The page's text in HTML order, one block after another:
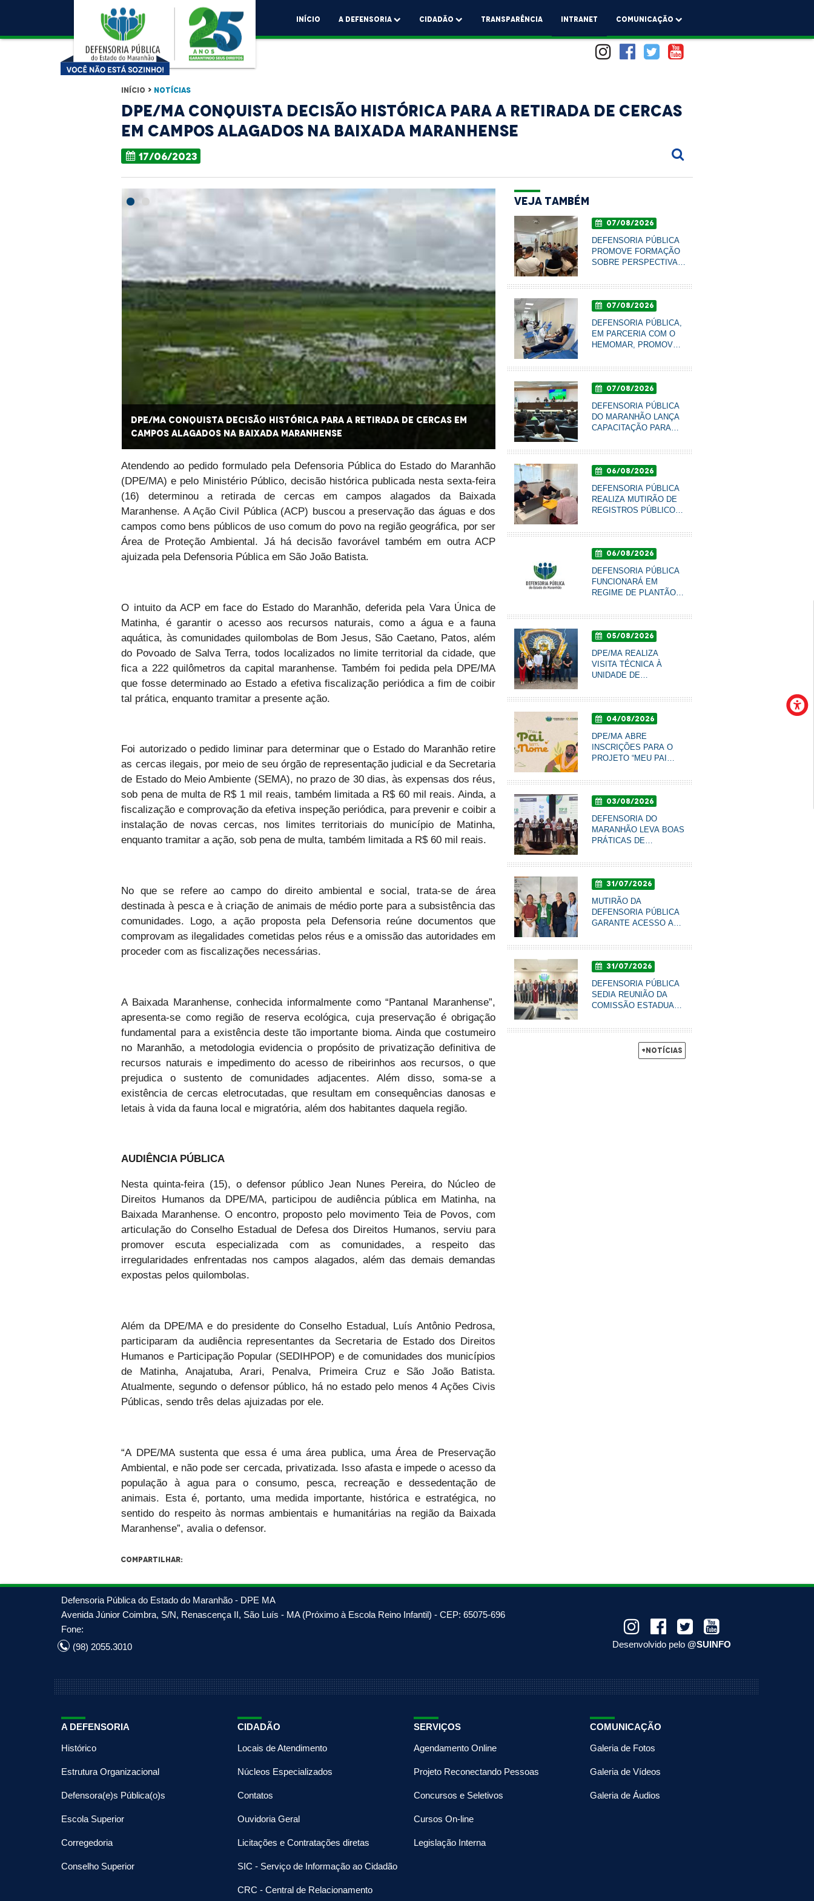
Início A Defensoria Cidadão Transparência Intranet comunicação
Início > Notícias
DPE/MA conquista decisão histórica para a retirada de cercas
em campos alagados na Baixada Maranhense
17/06/2023
DPE/MA conquista decisão histórica para a retirada de cercas em
campos alagados na Baixada Maranhense
DPE/MA conquista decisão histórica para a retirada de
campos alagados na Baixada Maranhense
Atendendo ao pedido formulado pela Defensoria Pública do Estado do Maranhão
(DPE/MA) e pelo Ministério Público, decisão histórica publicada nesta sexta-feira
(16) determinou a retirada de cercas em campos alagados da Baixada
Maranhense. A Ação Civil Pública (ACP) buscou a preservação das águas e dos
campos como bens públicos de uso comum do povo na região geográfica, por ser
Área de Proteção Ambiental. Já há decisão favorável também em outra ACP
ajuizada pela Defensoria Pública em São João Batista.
O intuito da ACP em face do Estado do Maranhão, deferida pela Vara Única de
Matinha, é garantir o acesso aos recursos naturais, como a água e a fauna
aquática, às comunidades quilombolas de Bom Jesus, São Caetano, Patos, além
do Povoado de Salva Terra, todos localizados no limite territorial da cidade, que
fica a 222 quilômetros da capital maranhense. Também foi pedida pela DPE/MA
que fosse determinado ao Estado a efetiva fiscalização periódica a fim de coibir
tal prática, enquanto tramitar a presente ação.
Foi autorizado o pedido liminar para determinar que o Estado do Maranhão retire
as cercas ilegais, por meio de seu órgão de representação judicial e da Secretaria
de Estado do Meio Ambiente (SEMA), no prazo de 30 dias, às expensas dos réus,
sob pena de multa de R$ 1 mil reais, também limitada a R$ 60 mil reais. Ainda, a
fiscalização e comprovação da efetiva inspeção periódica, para prevenir e coibir a
instalação de novas cercas, nos limites territoriais do município de Matinha,
enquanto tramitar a ação, sob pena de multa, também limitada a R$ 60 mil reais.
No que se refere ao campo do direito ambiental e social, trata-se de área
destinada à pesca e à criação de animais de médio porte para a subsistência das
comunidades. Logo, a ação proposta pela Defensoria reúne documentos que
comprovam as ilegalidades cometidas pelos réus e a omissão das autoridades em
proceder com as fiscalizações necessárias.
A Baixada Maranhense, conhecida informalmente como “Pantanal Maranhense”,
apresenta-se como região de reserva ecológica, cuja preservação é obrigação
fundamental para a existência deste tão importante bioma. Ainda que costumeiro
no Maranhão, a metodologia evidencia o propósito de privatização definitiva de
recursos naturais e impedimento do acesso de ribeirinhos aos recursos, o que
prejudica o sustento de comunidades adjacentes. Além disso, soma-se a
existência de cercas eletrocutadas, que resultam em consequências danosas e
letais à vida da fauna local e migratória, além dos habitantes daquela região.
AUDIÊNCIA PÚBLICA
Nesta quinta-feira (15), o defensor público Jean Nunes Pereira, do Núcleo de
Direitos Humanos da DPE/MA, participou de audiência pública em Matinha, na
Baixada Maranhense. O encontro, proposto pelo movimento Teia de Povos, com
articulação do Conselho Estadual de Defesa dos Direitos Humanos, serviu para
promover escuta especializada com as comunidades, a respeito das
irregularidades enfrentadas nos campos alagados, além das demais demandas
expostas pelos quilombolas.
Além da DPE/MA e do presidente do Conselho Estadual, Luís Antônio Pedrosa,
participaram da audiência representantes da Secretaria de Estado dos Direitos
Humanos e Participação Popular (SEDIHPOP) e de comunidades dos municípios
de Matinha, Anajatuba, Arari, Penalva, Primeira Cruz e São João Batista.
Atualmente, segundo o defensor público, há no estado pelo menos 4 Ações Civis
Públicas, sendo três delas ajuizadas por ele.
“A DPE/MA sustenta que essa é uma área publica, uma Área de Preservação
Ambiental, e não pode ser cercada, privatizada. Isso afasta e impede o acesso da
população à agua para o consumo, pesca, recreação e dessedentação de
animais. Esta é, portanto, uma medida importante, histórica e estratégica, no
sentido do respeito às normas ambientais e humanitárias na região da Baixada
Maranhense”, avalia o defensor.
Compartilhar:
Veja Também
07/08/2026
DEFENSORIA PÚBLICA
PROMOVE FORMAÇÃO
SOBRE PERSPECTIVA
QUALIFICAR
POPULAÇÃO EM
07/08/2026
DEFENSORIA PÚBLICA,
EM PARCERIA COM O
HEMOMAR, PROMOVE
DE SANGUE NESTA
07/08/2026
DEFENSORIA PÚBLICA
DO MARANHÃO LANÇA
CAPACITAÇÃO PARA
COMUNITÁRIOS
06/08/2026
DEFENSORIA PÚBLICA
REALIZA MUTIRÃO DE
REGISTROS PÚBLICOS
SÃO FRANCISCO DE
06/08/2026
DEFENSORIA PÚBLICA
FUNCIONARÁ EM
REGIME DE PLANTÃO
AGOSTO
05/08/2026
DPE/MA REALIZA
VISITA TÉCNICA À
UNIDADE DE
COROATÁ PARA
CONDIÇÕES DO
04/08/2026
DPE/MA ABRE
INSCRIÇÕES PARA O
PROJETO “MEU PAI
RECONHECIMENTO DE
GARANTIA DE DIREITOS
03/08/2026
DEFENSORIA DO
MARANHÃO LEVA BOAS
PRÁTICAS DE
CONBRASCOM E É
NACIONAL
31/07/2026
MUTIRÃO DA
DEFENSORIA PÚBLICA
GARANTE ACESSO A
RODA DE CONVERSA
AXÉ EM IMPERATRIZ
31/07/2026
DEFENSORIA PÚBLICA
SEDIA REUNIÃO DA
COMISSÃO ESTADUAL
VIOLÊNCIA NO CAMPO
+Notícias
Defensoria Pública do Estado do Maranhão - DPE MA
Avenida Júnior Coimbra, S/N, Renascença II, São Luís - MA (Próximo à Escola Reino Infantil) - CEP: 65075-696
Fone:
(98) 2055.3010
Desenvolvido pelo @SUINFO
A DEFENSORIA
Histórico
Estrutura Organizacional
Defensora(e)s Pública(o)s
Escola Superior
Corregedoria
Conselho Superior
CIDADÃO
Locais de Atendimento
Núcleos Especializados
Contatos
Ouvidoria Geral
Licitações e Contratações diretas
SIC - Serviço de Informação ao Cidadão
CRC - Central de Relacionamento
SERVIÇOS
Agendamento Online
Projeto Reconectando Pessoas
Concursos e Seletivos
Cursos On-line
Legislação Interna
COMUNICAÇÃO
Galeria de Fotos
Galeria de Vídeos
Galeria de Áudios